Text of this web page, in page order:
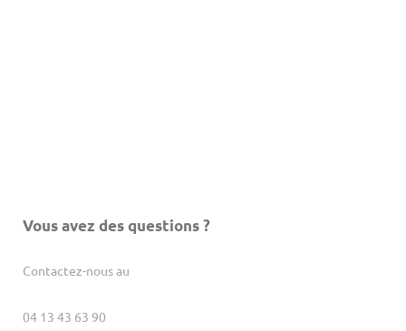
Vous avez des questions ?
Contactez-nous au
04 13 43 63 90